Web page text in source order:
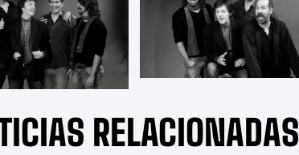
RELACIONADAS